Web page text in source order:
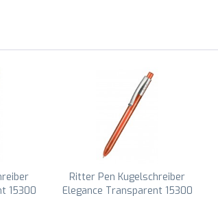
15300
Ritter Pen Kugelschreiber
Elegance Transparent 15300